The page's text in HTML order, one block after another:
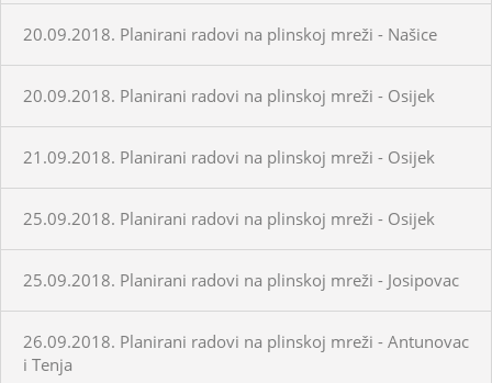
20.09.2018. Planirani radovi na plinskoj mreži - Našice
20.09.2018. Planirani radovi na plinskoj mreži - Osijek
21.09.2018. Planirani radovi na plinskoj mreži - Osijek
25.09.2018. Planirani radovi na plinskoj mreži - Osijek
25.09.2018. Planirani radovi na plinskoj mreži - Josipovac
26.09.2018. Planirani radovi na plinskoj mreži - Antunovac
i Tenja